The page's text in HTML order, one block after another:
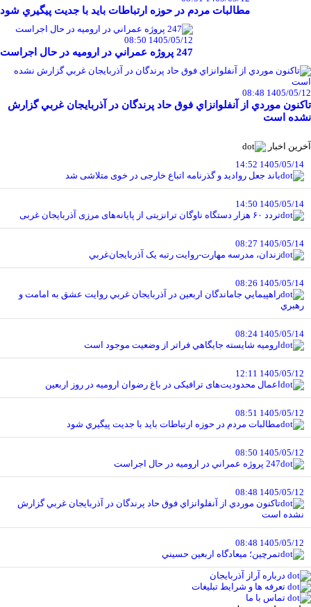
مطالبات مردم در حوزه ارتباطات بايد با جديت پيگيري شود
1405/05/12 08:50
247 پروژه عمراني در اروميه در حال اجراست
1405/05/12 08:48
تاکنون موردي از آنفلوانزاي فوق حاد پرندگان در آذربايجان غربي گزارش
نشده است
آخرین اخبار
1405/05/14 14:52
باند جعل روادید و گذرنامه اتباع خارجی در خوی متلاشی شد
1405/05/14 14:50
تردد ۶۰ هزار دستگاه ناوگان ترانزیتی از پایانه‌های مرزی آذربایجان ‌غربی
1405/05/14 08:27
زندان، مدرسه مهارت-روايت رتبه يک آذربايجان‌غربي
1405/05/14 08:26
راهپيمايي جاماندگان اربعين در آذربايجان غربي روايت عشق به امامت و
رهبري
1405/05/14 08:24
اروميه شايسته جايگاهي فراتر از وضعيت موجود است
1405/05/12 12:11
اعمال محدودیت‌های ترافیکی در باغ رضوان ارومیه در روز اربعین
1405/05/12 08:51
مطالبات مردم در حوزه ارتباطات بايد با جديت پيگيري شود
1405/05/12 08:50
247 پروژه عمراني در اروميه در حال اجراست
1405/05/12 08:48
تاکنون موردي از آنفلوانزاي فوق حاد پرندگان در آذربايجان غربي گزارش
نشده است
1405/05/12 08:48
تمرچين؛ ميعادگاه اربعين حسيني
درباره آراز آذربایجان
تعرفه ها و شرایط تبلیغات
تماس با ما